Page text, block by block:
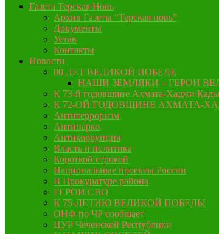
Газета Терская Новь
Архив Газеты “Терская новь”
Документы
Устав
Контакты
Новости
80 ЛЕТ ВЕЛИКОЙ ПОБЕДЕ
НАШИ ЗЕМЛЯКИ – ГЕРОИ
К 73-й годовщине Ахмата-Хаджи
К 72-ОЙ ГОДОВЩИНЕ АХМАТА-
Антитерроризм
Антинарко
Антикоррупция
Власть и политика
Короткой строкой
Национальные проекты России
В Прокуратуре района
ГЕРОИ СВО
К 75-ЛЕТИЮ ВЕЛИКОЙ ПОБЕДЫ
ОНФ по ЧР сообщает
ЦУР Чеченской Республики